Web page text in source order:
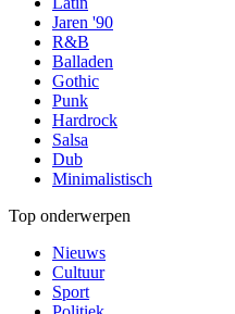
Jaren '90
R&B
Balladen
Gothic
Punk
Hardrock
Salsa
Dub
Minimalistisch
Top onderwerpen
Nieuws
Cultuur
Sport